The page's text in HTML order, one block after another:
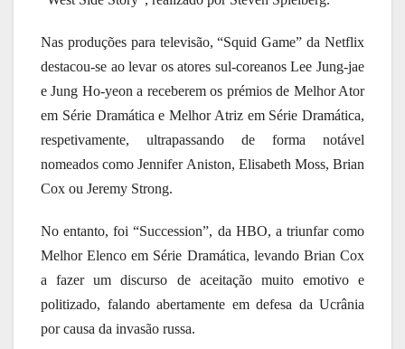
Nas produções para televisão, “Squid Game” da Netflix
destacou-se ao levar os atores sul-coreanos Lee Jung-jae
e Jung Ho-yeon a receberem os prémios de Melhor Ator
em Série Dramática e Melhor Atriz em Série Dramática,
respetivamente, ultrapassando de forma notável​
nomeados como Jennifer Aniston, Elisabeth Moss, Brian
Cox ou Jeremy Strong.
No entanto, foi “Succession”, da HBO, a triunfar como
Melhor Elenco em Série Dramática, levando Brian Cox
a fazer um discurso de aceitação muito emotivo e
politizado, falando abertamente em defesa da Ucrânia
por causa da invasão russa.